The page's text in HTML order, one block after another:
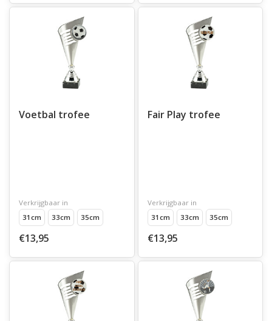
Voetbal trofee
Verkrijgbaar in
31cm
33cm 35cm
€13,95
Fair Play trofee
Verkrijgbaar in
31cm
33cm 35cm
€13,95